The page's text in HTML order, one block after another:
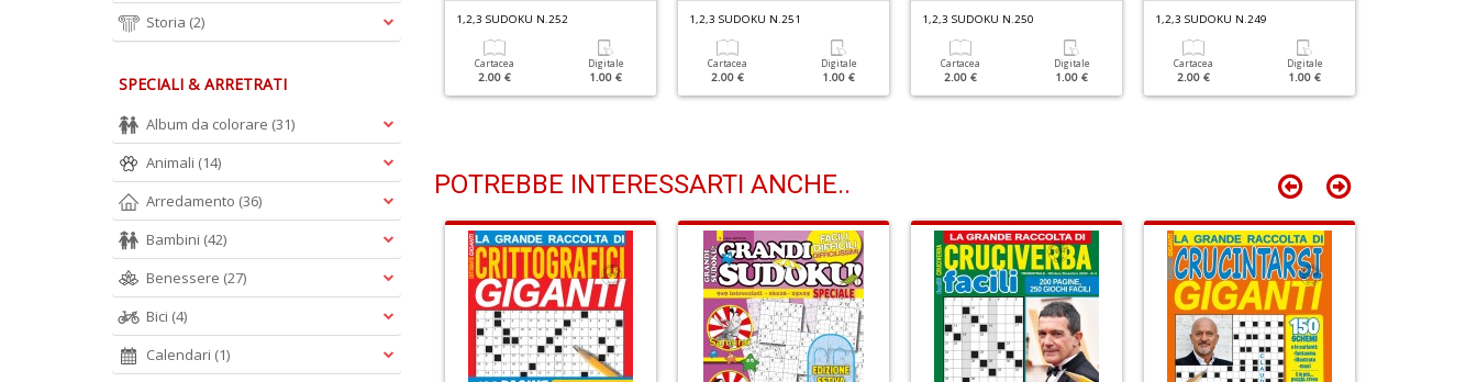
1.00 € 2.00 €
1,2,3 SUDOKU N.252
Cartacea
2.00 €
Digitale
1.00 €
1,2,3 SUDOKU N.251
Cartacea
2.00 €
Digitale
1.00 €
1,2,3 SUDOKU N.250
Cartacea
2.00 €
Digitale
1.00 €
1,2,3 SUDOKU N.249
Cartacea
2.00 €
Digitale
1.00 €
POTREBBE INTERESSARTI ANCHE..
Storia (2)
SPECIALI & ARRETRATI
Album da colorare (31)
Animali (14)
Arredamento (36)
Bambini (42)
Benessere (27)
Bici (4)
Calendari (1)